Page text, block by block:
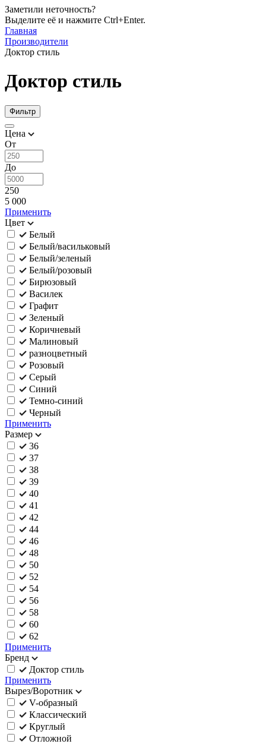
Заметили неточность?
Выделите её и нажмите Ctrl+Enter.
Главная
Производители
Доктор стиль
Доктор стиль
Фильтр
Цена
От
До
250
5 000
Применить
Цвет
Белый
Белый/васильковый
Белый/зеленый
Белый/розовый
Бирюзовый
Василек
Графит
Зеленый
Коричневый
Малиновый
разноцветный
Розовый
Серый
Синий
Темно-синий
Черный
Применить
Размер
36
37
38
39
40
41
42
44
46
48
50
52
54
56
58
60
62
Применить
Бренд
Доктор стиль
Применить
Вырез/Воротник
V-образный
Классический
Круглый
Отложной